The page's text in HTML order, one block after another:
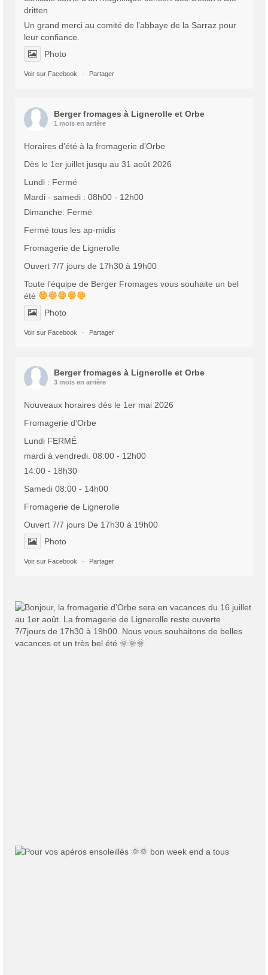
dritten
Un grand merci au comité de l’abbaye de la Sarraz pour
leur confiance.
Photo
Voir sur Facebook · Partager
Berger fromages à Lignerolle et Orbe
1 mois en arrière
Horaires d’été à la fromagerie d’Orbe
Dès le 1er juillet jusqu au 31 août 2026
Lundi : Fermé
Mardi - samedi : 08h00 - 12h00
Dimanche: Fermé
Fermé tous les ap-midis
Fromagerie de Lignerolle
Ouvert 7/7 jours de 17h30 à 19h00
Toute l’équipe de Berger Fromages vous souhaite un bel
été
Photo
Voir sur Facebook · Partager
Berger fromages à Lignerolle et Orbe
3 mois en arrière
Nouveaux horaires dès le 1er mai 2026
Fromagerie d’Orbe
Lundi FERMÉ
mardi à vendredi. 08:00 - 12h00
14:00 - 18h30
Samedi 08:00 - 14h00
Fromagerie de Lignerolle
Ouvert 7/7 jours De 17h30 à 19h00
Photo
Voir sur Facebook · Partager